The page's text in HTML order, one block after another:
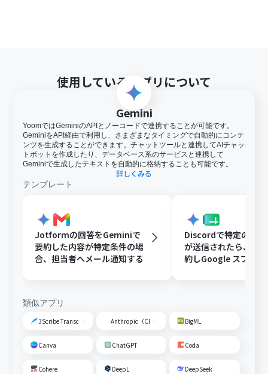
使用しているアプリについて
Gemini
YoomではGeminiのAPIとノーコードで連携することが可能です。
GeminiをAPI経由で利用し、さまざまなタイミングで自動的にコンテ
ンツを生成することができます。チャットツールと連携してAIチャッ
トボットを作成したり、データベース系のサービスと連携して
Geminiで生成したテキストを自動的に格納することも可能です。
詳しくみる
テンプレート
Jotformの回答をGeminiで
要約した内容が特定条件の場
合、担当者へメール通知する
Discordで特定のメ
が送信されたら、
約しGoogle スプレッ
類似アプリ
3Scribe Transcription Anthropic（Claude） BigML
Canva ChatGPT Coda
Cohere DeepL DeepSeek